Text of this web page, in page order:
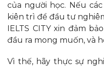
của người học. Nếu
kiên trì để đầu tư
IELTS CITY xin đảm
đầu ra mong muốn, và
Vì thế, hãy thực sự